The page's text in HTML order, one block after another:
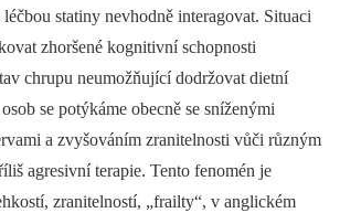
statiny nevhodně interagovat. Situaci
zhoršené kognitivní schopnosti
chrupu neumožňující dodržovat dietní
se potýkáme obecně se sníženými
a zvyšováním zranitelnosti vůči různým
agresivní terapie. Tento fenomén je
zranitelností, „frailty“, v anglickém